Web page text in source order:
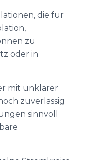
die für
zu
oder in
mit unklarer
zuverlässig
sinnvoll